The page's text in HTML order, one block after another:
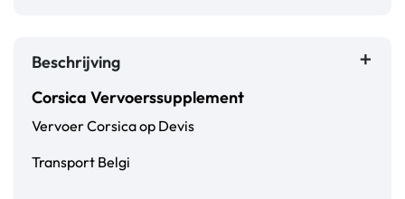
Beschrijving
Corsica Vervoerssupplement
Vervoer Corsica op Devis
Transport Belgi